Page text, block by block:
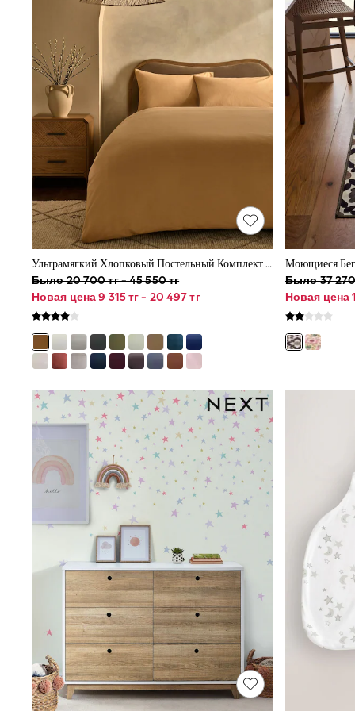
Half Sizes
Sneakers
School Shoes
Slippers
Wellies
New in
Occasion and Party Dresses
Floral Dresses
Sequin Dresses
Short Sleeve Dresses
Longsleeve Dresses
Wedding
Dresses
Shoes
Cardigans
Skirts
Long Sleeve
Short Sleeve
Printed T-Shirts
Plain T-Shirts
Shop All
Coats & Jackets
Dresses & Skirts
Hoodies & Sweatshirts
Shoes
Tops & T-Shirts
Trousers & Leggings
Shop All
Next
Baker By Ted Baker
JoJo Maman Bebe
River Island
Monsoon
Lipsy
Angel & Rocket
Boden
All Underwear
Pyjamas
Socks & Tights
All Girls Schoolwear
Shoes
Dresses & Playsuits
Trousers
Skirts
Shirts & Blouses
Ультрамягкий Хлопковый Постельный Комплект С Начесом
Было 20 700 тг - 45 550 тг
Новая цена 9 315 тг - 20 497 тг
Было 37 270
Новая цена